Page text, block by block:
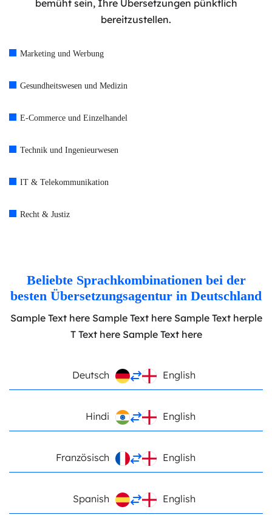
bemüht sein, Ihre Übersetzungen pünktlich
bereitzustellen.
Marketing und Werbung
Gesundheitswesen und Medizin
E-Commerce und Einzelhandel
Technik und Ingenieurwesen
IT & Telekommunikation
Recht & Justiz
Beliebte Sprachkombinationen bei der
besten Übersetzungsagentur in Deutschland
Sample Text here Sample Text here Sample Text herple
T Text here Sample Text here
Deutsch English
Hindi English
Französisch English
Spanish English